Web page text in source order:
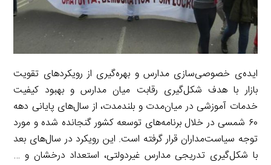
ایده‌ی خصوصی‌سازی مدارس و بهره‌گیری از رویکردهای تقویت
بازار با هدف شکل‌گیری رقابت میان مدارس و بهبود کیفیت
خدمات آموزشی در میان‌مدت و بلندمدت، از سال‌های پایانی دهه
۶۰ شمسی در خلال برنامه‌های توسعه کشور گنجانده شده و مورد
توجه سیاست‌مداران قرار گرفته است. این رویکرد در سال‌های بعد
با شکل‌گیری تدریجی مدارس غیردولتی، استعداد درخشان و …